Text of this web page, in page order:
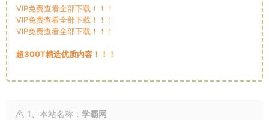
VIP免费查看全部下载！！！
VIP免费查看全部下载！！！
VIP免费查看全部下载！！！
超300T精选优质内容！！！
1、本站名称： 学霸网